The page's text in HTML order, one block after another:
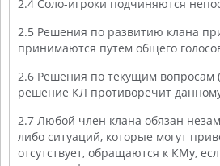
2.4 Соло-игроки подчиняются
2.5 Решения по развитию клана
принимаются путем общего
2.6 Решения по текущим вопросам
решение КЛ противоречит
2.7 Любой член клана обязан
либо ситуаций, которые могут
отсутствует, обращаются к КМу,